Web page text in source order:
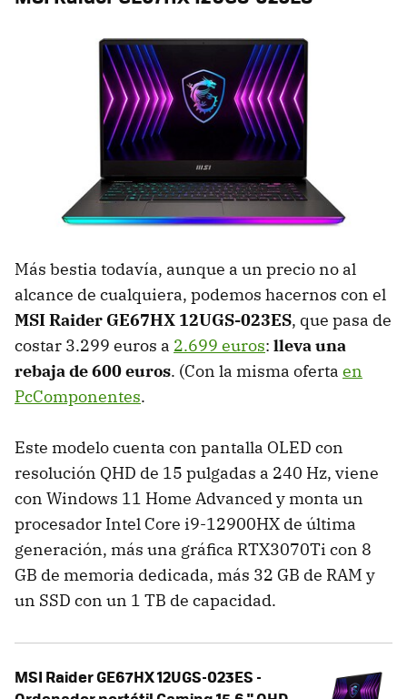
Más bestia todavía, aunque a un precio no al
alcance de cualquiera, podemos hacernos con el
MSI Raider GE67HX 12UGS-023ES, que pasa de
costar 3.299 euros a 2.699 euros: lleva una
rebaja de 600 euros. (Con la misma oferta en
PcComponentes.
Este modelo cuenta con pantalla OLED con
resolución QHD de 15 pulgadas a 240 Hz, viene
con Windows 11 Home Advanced y monta un
procesador Intel Core i9-12900HX de última
generación, más una gráfica RTX3070Ti con 8
GB de memoria dedicada, más 32 GB de RAM y
un SSD con un 1 TB de capacidad.
MSI Raider GE67HX 12UGS-023ES -